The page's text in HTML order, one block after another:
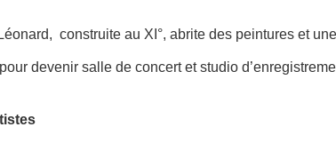
construite au XI°, abrite des peintures et
devenir salle de concert et studio